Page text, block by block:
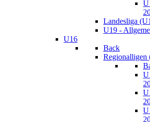
Landesliga
U19 -
U16
Back
Regionalligen